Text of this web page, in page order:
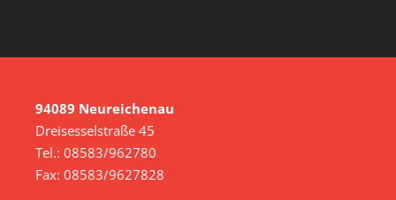
94089 Neureichenau
Dreisesselstraße 45
Tel.: 08583/962780
Fax: 08583/9627828